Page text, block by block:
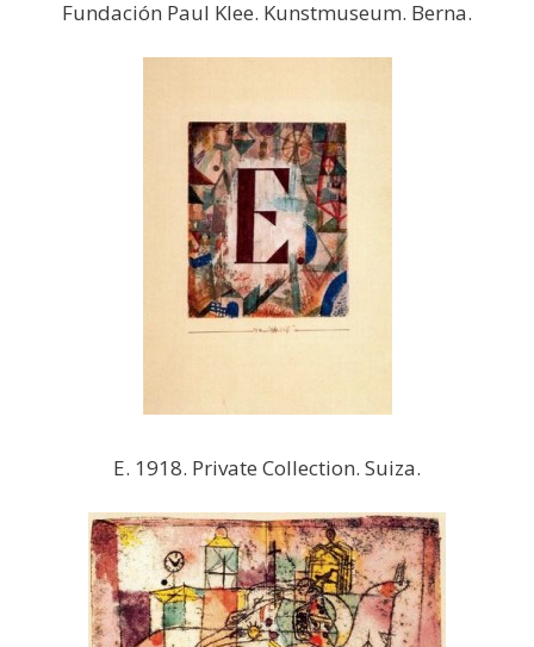
Fundación Paul Klee. Kunstmuseum. Berna.
E. 1918. Private Collection. Suiza.